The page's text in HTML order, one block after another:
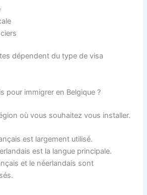
dépendent du type de visa
pour immigrer en Belgique ?
où vous souhaitez vous installer.
est largement utilisé.
est la langue principale.
et le néerlandais sont